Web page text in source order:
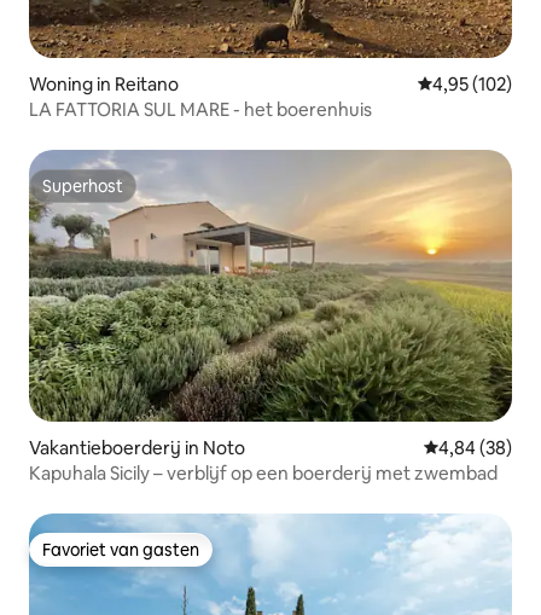
Woning in Reitano Gemiddelde
4,95 (102)
LA FATTORIA SUL MARE - het boerenhuis
Superhost
Superhost
Vakantieboerderij in Noto Gemiddelde
4,84 (38)
Kapuhala Sicily – verblijf op een boerderij met zwembad
Favoriet van gasten
Favoriet van gasten